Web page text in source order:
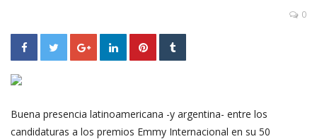
0
Buena presencia latinoamericana -y argentina- entre los
candidaturas a los premios Emmy Internacional en su 50